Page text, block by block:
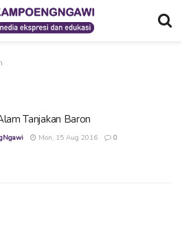
Tanjakan Baron
Mon, 15 Aug 2016 0